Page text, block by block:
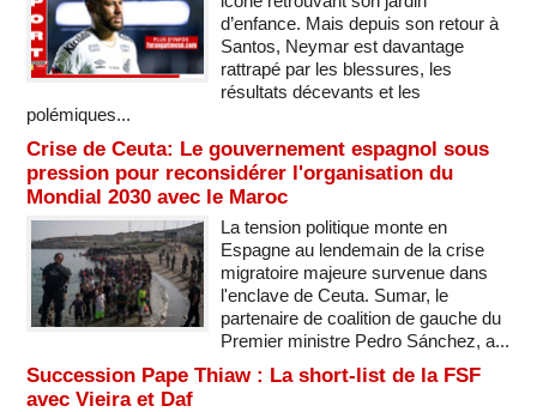
d’enfance. Mais depuis son retour à
Santos, Neymar est davantage
rattrapé par les blessures, les
résultats décevants et les
polémiques...
Crise de Ceuta: Le gouvernement espagnol sous
pression pour reconsidérer l'organisation du
Mondial 2030 avec le Maroc
La tension politique monte en
Espagne au lendemain de la crise
migratoire majeure survenue dans
l'enclave de Ceuta. Sumar, le
partenaire de coalition de gauche du
Premier ministre Pedro Sánchez, a...
Succession Pape Thiaw : La short-list de la FSF
avec Vieira et Daf